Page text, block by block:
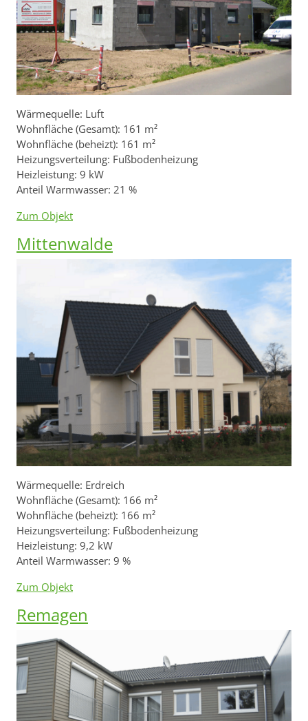
Wärmequelle: Luft
Wohnfläche (Gesamt): 161 m²
Wohnfläche (beheizt): 161 m²
Heizungsverteilung: Fußbodenheizung
Heizleistung: 9 kW
Anteil Warmwasser: 21 %
Zum Objekt
Mittenwalde
Wärmequelle: Erdreich
Wohnfläche (Gesamt): 166 m²
Wohnfläche (beheizt): 166 m²
Heizungsverteilung: Fußbodenheizung
Heizleistung: 9,2 kW
Anteil Warmwasser: 9 %
Zum Objekt
Remagen